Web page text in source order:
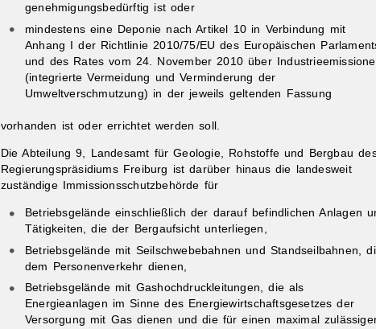
genehmigungsbedürftig ist oder
mindestens eine Deponie nach Artikel 10 in Verbindung mit
Anhang I der Richtlinie 2010/75/EU des Europäischen
und des Rates vom 24. November 2010 über
(integrierte Vermeidung und Verminderung der
Umweltverschmutzung) in der jeweils geltenden Fassung
vorhanden ist oder errichtet werden soll.
Die Abteilung 9, Landesamt für Geologie, Rohstoffe und Bergbau
Regierungspräsidiums Freiburg ist darüber hinaus die landesweit
zuständige Immissionsschutzbehörde für
Betriebsgelände einschließlich der darauf befindlichen Anlagen
Tätigkeiten, die der Bergaufsicht unterliegen,
Betriebsgelände mit Seilschwebebahnen und Standseilbahnen,
dem Personenverkehr dienen,
Betriebsgelände mit Gashochdruckleitungen, die als
Energieanlagen im Sinne des Energiewirtschaftsgesetzes der
Versorgung mit Gas dienen und die für einen maximal